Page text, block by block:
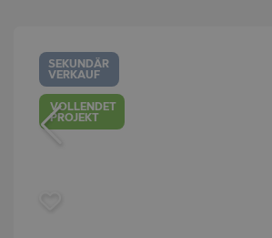
SEKUNDÄR
VERKAUF
VOLLENDET
PROJEKT